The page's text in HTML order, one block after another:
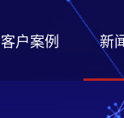
客户案例 新